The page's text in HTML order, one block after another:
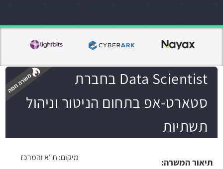
Data Scientist בחברת
סטארט-אפ בתחום הניטור וניהול
תשתיות
מיקום: ת"א והמרכז
תיאור המשרה: